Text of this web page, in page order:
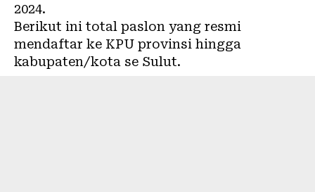
2024.
Berikut ini total paslon yang resmi
mendaftar ke KPU provinsi hingga
kabupaten/kota se Sulut.